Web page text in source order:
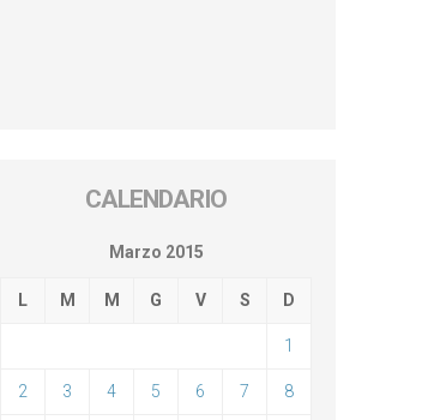
CALENDARIO
Marzo 2015
L M M G V S D
1
2 3 4 5 6 7 8